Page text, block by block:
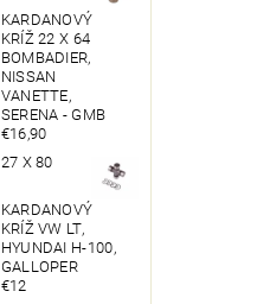
KARDANOVÝ
KRÍŽ 22 X 64
BOMBADIER,
NISSAN
VANETTE,
SERENA - GMB
€16,90
27 X 80
KARDANOVÝ
KRÍŽ VW LT,
HYUNDAI H-100,
GALLOPER
€12